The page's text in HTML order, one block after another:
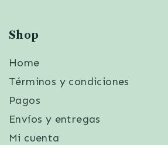
Shop
Home
Términos y condiciones
Pagos
Envíos y entregas
Mi cuenta